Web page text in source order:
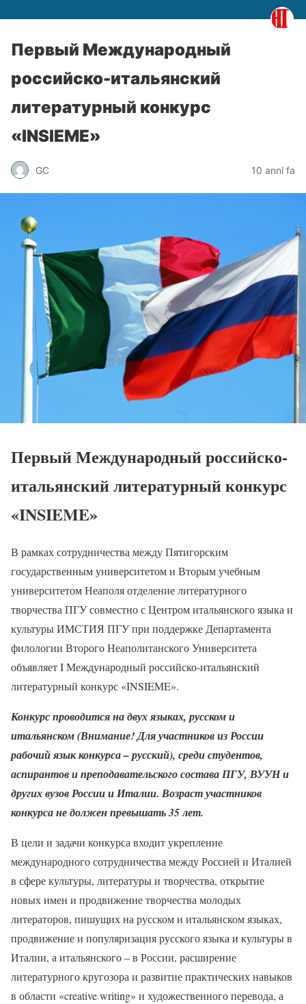
Первый Международный
российско-итальянский
литературный конкурс
«INSIEME»
GC 10 anni fa
Первый Международный российско-
итальянский литературный конкурс
«INSIEME»
В рамках сотрудничества между Пятигорским
государственным университетом и Вторым учебным
университетом Неаполя отделение литературного
творчества ПГУ совместно с Центром итальянского языка и
культуры ИМСТИЯ ПГУ при поддержке Департамента
филологии Второго Неаполитанского Университета
объявляет I Международный российско-итальянский
литературный конкурс «INSIEME».
Конкурс проводится на двух языках, русском и
итальянском (Внимание! Для участников из России
рабочий язык конкурса – русский), среди студентов,
аспирантов и преподавательского состава ПГУ, ВУУН и
других вузов России и Италии. Возраст участников
конкурса не должен превышать 35 лет.
В цели и задачи конкурса входит укрепление
международного сотрудничества между Россией и Италией
в сфере культуры, литературы и творчества, открытие
новых имен и продвижение творчества молодых
литераторов, пишущих на русском и итальянском языках,
продвижение и популяризация русского языка и культуры в
Италии, а итальянского – в России, расширение
литературного кругозора и развитие практических навыков
в области «creative writing» и художественного перевода, а